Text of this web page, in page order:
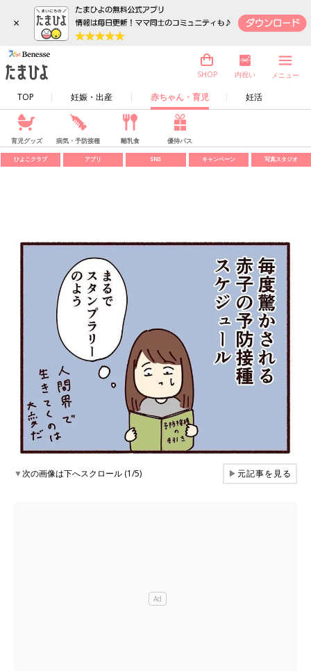
×
TOP 妊娠・出産 赤ちゃん・育児 妊活
SHOP 内祝い メニュー
育児グッズ 病気・予防接種 離乳食 優待パス
ひよこクラブ アプリ SNS キャンペーン 写真スタジオ
▼次の画像は下へスクロール (1/5) ▶元記事を見る